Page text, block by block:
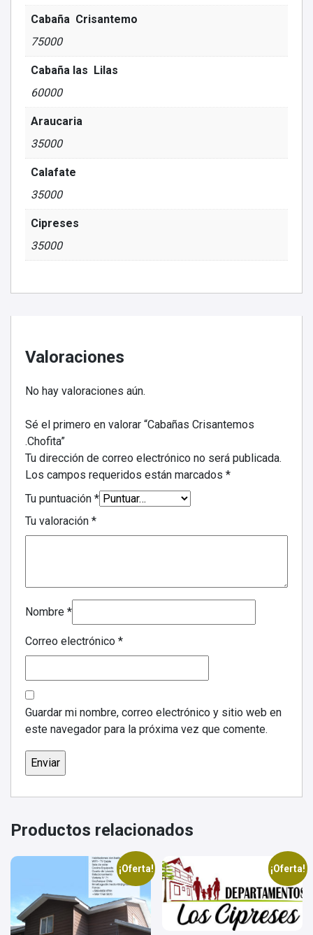
Cabaña Crisantemo
75000
Cabaña las Lilas
60000
Araucaria
35000
Calafate
35000
Cipreses
35000
Valoraciones
No hay valoraciones aún.
Sé el primero en valorar “Cabañas Crisantemos
.Chofita”
Tu dirección de correo electrónico no será publicada.
Los campos requeridos están marcados *
Tu puntuación *
Tu valoración *
Nombre *
Correo electrónico *
Guardar mi nombre, correo electrónico y sitio web en
este navegador para la próxima vez que comente.
Productos relacionados
¡Oferta! ¡Oferta!